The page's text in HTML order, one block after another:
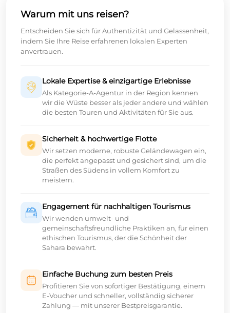
Warum mit uns reisen?
Entscheiden Sie sich für Authentizität und Gelassenheit,
indem Sie Ihre Reise erfahrenen lokalen Experten
anvertrauen.
Lokale Expertise & einzigartige Erlebnisse
Als Kategorie-A-Agentur in der Region kennen
wir die Wüste besser als jeder andere und wählen
die besten Touren und Aktivitäten für Sie aus.
Sicherheit & hochwertige Flotte
Wir setzen moderne, robuste Geländewagen ein,
die perfekt angepasst und gesichert sind, um die
Straßen des Südens in vollem Komfort zu
meistern.
Engagement für nachhaltigen Tourismus
Wir wenden umwelt- und
gemeinschaftsfreundliche Praktiken an, für einen
ethischen Tourismus, der die Schönheit der
Sahara bewahrt.
Einfache Buchung zum besten Preis
Profitieren Sie von sofortiger Bestätigung, einem
E-Voucher und schneller, vollständig sicherer
Zahlung — mit unserer Bestpreisgarantie.